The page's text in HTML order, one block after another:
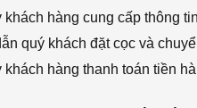
hàng cung cấp thông
quý khách đặt cọc và
hàng thanh toán tiền